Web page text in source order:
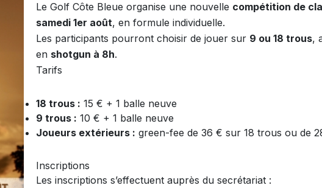
Le Golf Côte Bleue organise une nouvelle compétition de
samedi 1er août, en formule individuelle.
Les participants pourront choisir de jouer sur 9 ou 18 trous,
en shotgun à 8h.
Tarifs
18 trous : 15 € + 1 balle neuve
9 trous : 10 € + 1 balle neuve
Joueurs extérieurs : green-fee de 36 € sur 18 trous ou de
Inscriptions
Les inscriptions s’effectuent auprès du secrétariat :